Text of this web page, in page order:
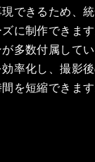
できるため、
に制作できま
多数付属して
率化し、撮影
を短縮できます